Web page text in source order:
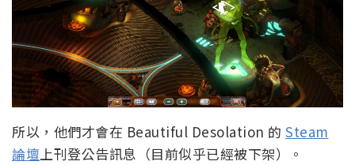
所以，他們才會在 Beautiful Desolation 的 Steam
論壇上刊登公告訊息（目前似乎已經被下架）。